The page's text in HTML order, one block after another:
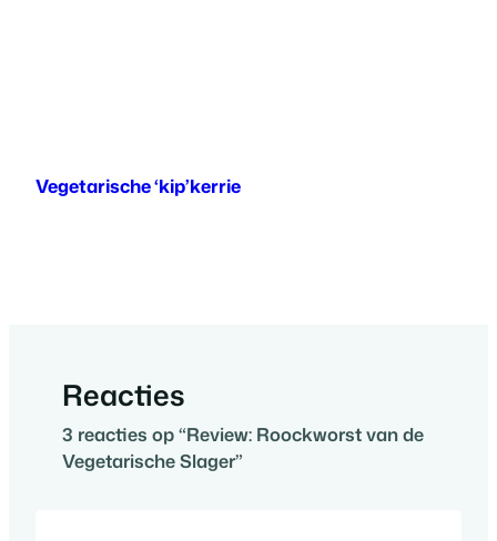
Vegetarische ‘kip’kerrie
Reacties
3 reacties op “Review: Roockworst van de
Vegetarische Slager”